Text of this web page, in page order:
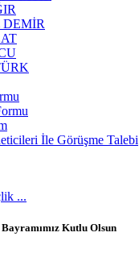
DEMİR
İle Görüşme Talebi
...
Kutlu Olsun